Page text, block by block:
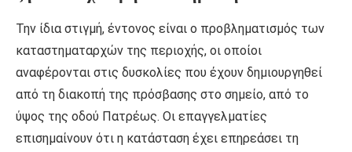
Την ίδια στιγμή, έντονος είναι ο προβληματισμός των
καταστηματαρχών της περιοχής, οι οποίοι
αναφέρονται στις δυσκολίες που έχουν δημιουργηθεί
από τη διακοπή της πρόσβασης στο σημείο, από το
ύψος της οδού Πατρέως. Οι επαγγελματίες
επισημαίνουν ότι η κατάσταση έχει επηρεάσει τη